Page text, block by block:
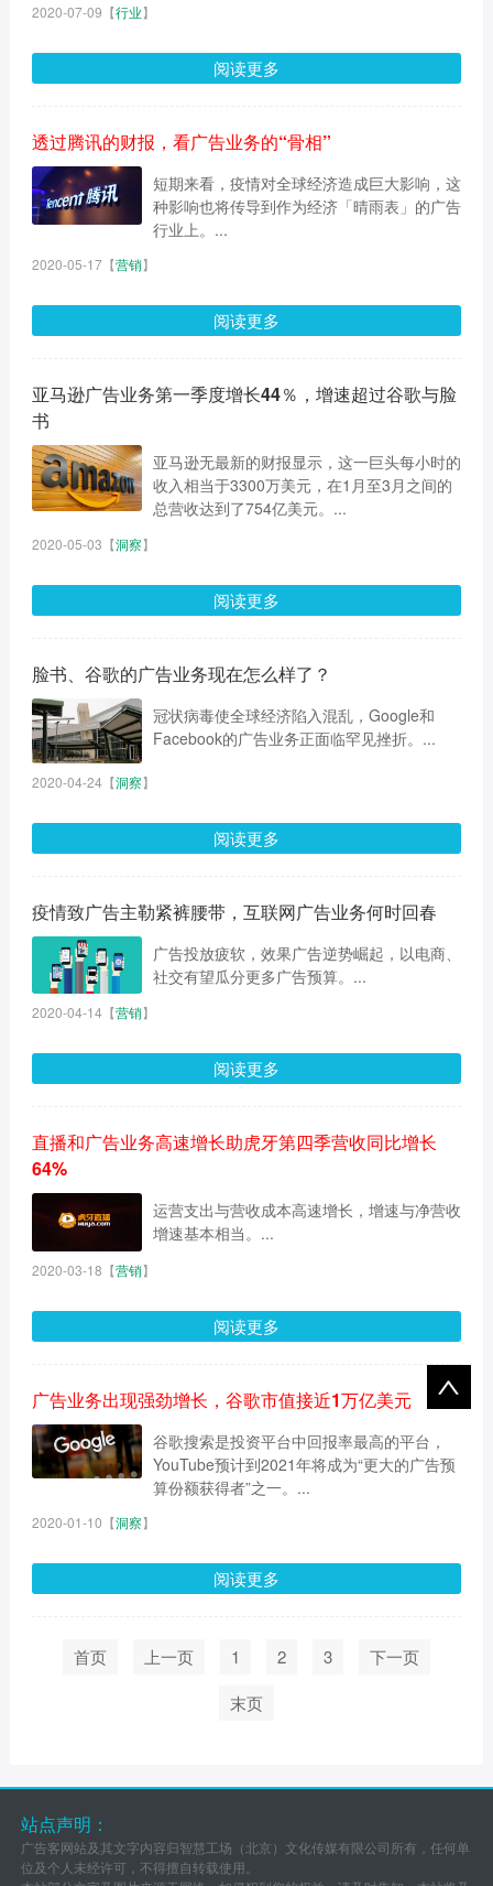
2020-07-09 【行业】
阅读更多
透过腾讯的财报，看广告业务的“骨相”
短期来看，疫情对全球经济造成巨大影响，这
种影响也将传导到作为经济「晴雨表」的广告
行业上。...
2020-05-17【营销】
阅读更多
亚马逊广告业务第一季度增长44％，增速超过谷歌与脸
书
亚马逊无最新的财报显示，这一巨头每小时的
收入相当于3300万美元，在1月至3月之间的
总营收达到了754亿美元。...
2020-05-03 【洞察】
阅读更多
脸书、谷歌的广告业务现在怎么样了？
冠状病毒使全球经济陷入混乱，Google和
Facebook的广告业务正面临罕见挫折。...
2020-04-24 【洞察】
阅读更多
疫情致广告主勒紧裤腰带，互联网广告业务何时回春
广告投放疲软，效果广告逆势崛起，以电商、
社交有望瓜分更多广告预算。...
2020-04-14 【营销】
阅读更多
直播和广告业务高速增长助虎牙第四季营收同比增长
64%
运营支出与营收成本高速增长，增速与净营收
增速基本相当。...
2020-03-18 【营销】
阅读更多
广告业务出现强劲增长，谷歌市值接近1万亿美元
谷歌搜索是投资平台中回报率最高的平台，
YouTube预计到2021年将成为“更大的广告预
算份额获得者”之一。...
2020-01-10 【洞察】
阅读更多
首页 上一页 1 2 3
下一页
末页
站点声明：
广告客网站及其文字内容归智慧工场（北京）文化传媒有限公司所有，任何单
位及个人未经许可，不得擅自转载使用。